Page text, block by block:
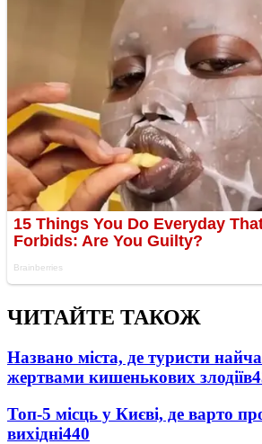
ЧИТАЙТЕ ТАКОЖ
Названо міста, де туристи
жертвами кишенькових злодіїв
Топ-5 місць у Києві, де варто
вихідні440